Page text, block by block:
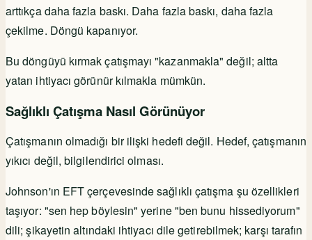
arttıkça daha fazla baskı. Daha fazla baskı, daha fazla
çekilme. Döngü kapanıyor.
Bu döngüyü kırmak çatışmayı "kazanmakla" değil; altta
yatan ihtiyacı görünür kılmakla mümkün.
Sağlıklı Çatışma Nasıl Görünüyor
Çatışmanın olmadığı bir ilişki hedefi değil. Hedef, çatışmanın
yıkıcı değil, bilgilendirici olması.
Johnson'ın EFT çerçevesinde sağlıklı çatışma şu özellikleri
taşıyor: "sen hep böylesin" yerine "ben bunu hissediyorum"
dili; şikayetin altındaki ihtiyacı dile getirebilmek; karşı tarafın